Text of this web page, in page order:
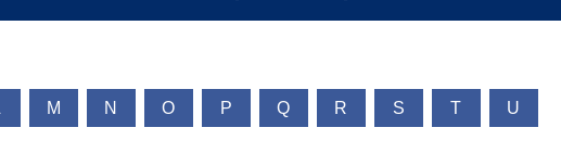
M N O P Q R S T U